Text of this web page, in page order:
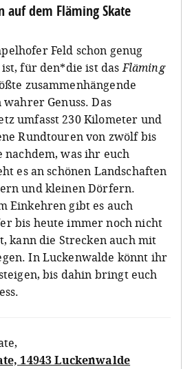
auf dem Fläming Skate
Feld schon genug
für den*die ist dasFläming
zusammenhängende
Genuss. Das
umfasst 230 Kilometer und
Rundtouren von zwölf bis
nachdem, was ihr euch
es an schönen Landschaften
und kleinen Dörfern.
Einkehren gibt es auch
bis heute immer noch nicht
kann die Strecken auch mit
In Luckenwalde könnt ihr
bis dahin bringt euch
,
14943 Luckenwalde